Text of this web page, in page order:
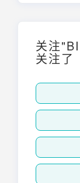
关注
关注了